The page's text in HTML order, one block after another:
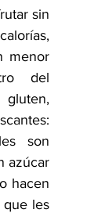
sin
menor
del
son
azúcar
hacen
que les